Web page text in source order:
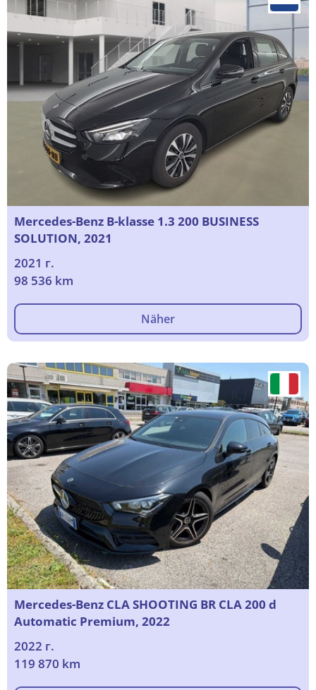
Mercedes-Benz B-klasse 1.3 200 BUSINESS
SOLUTION, 2021
2021 г.
98 536 km
Näher
Mercedes-Benz CLA SHOOTING BR CLA 200 d
Automatic Premium, 2022
2022 г.
119 870 km